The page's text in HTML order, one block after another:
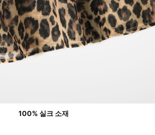
100% 실크 소재